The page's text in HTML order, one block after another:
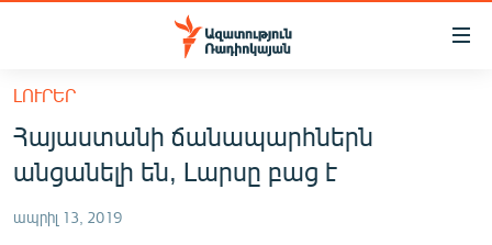
Մատչելիության
հիմնական
բովանդակությանը
Անցնել
հիմնական
մենյուին
ՀԱՅԱՍՏԱՆ
ՔԱՂԱՔԱԿԱՆ
ԸՆՏՐՈՒԹՅՈՒՆՆԵՐ 2026
ԼՈՒՐԵՐ
Հայաստանի ճանապարհներն
անցանելի են, Լարսը բաց է
ապրիլ 13, 2019